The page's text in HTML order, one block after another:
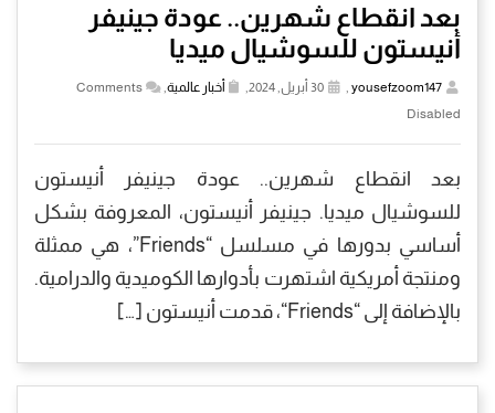
بعد انقطاع شهرين.. عودة جينيفر
أنيستون للسوشيال ميديا
yousefzoom147 أخبار عالمية
Comments
Disabled
بعد انقطاع شهرين.. عودة جينيفر أنيستون
للسوشيال ميديا. جينيفر أنيستون، المعروفة بشكل
أساسي بدورها في مسلسل “Friends”، هي ممثلة
ومنتجة أمريكية اشتهرت بأدوارها الكوميدية والدرامية.
بالإضافة إلى “Friends“، قدمت أنيستون […]